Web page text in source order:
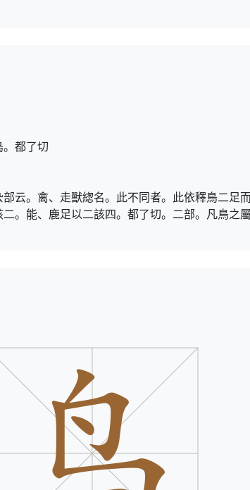
都了切
云。禽、走獸緫名。此不同者。此依釋鳥二足
。能、鹿足以二該四。都了切。二部。凡鳥之屬